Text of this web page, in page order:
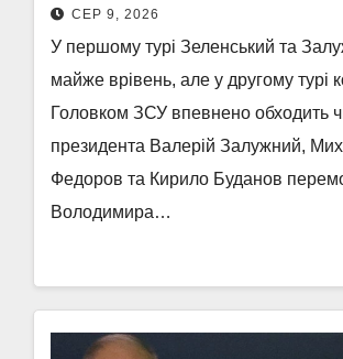
СЕР 9, 2026
У першому турі Зеленський та
майже врівень, але у другому турі
Головком ЗСУ впевнено обходить
президента Валерій Залужний,
Федоров та Кирило Буданов
Володимира…